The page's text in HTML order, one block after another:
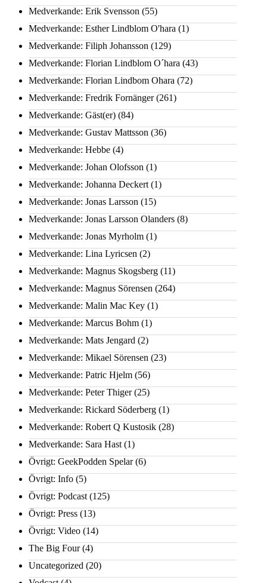
Medverkande: Erik Svensson (55)
Medverkande: Esther Lindblom O'hara (1)
Medverkande: Filiph Johansson (129)
Medverkande: Florian Lindblom O´hara (43)
Medverkande: Florian Lindbom Ohara (72)
Medverkande: Fredrik Fornänger(261)
Medverkande: Gäst(er) (84)
Medverkande: Gustav Mattsson (36)
Medverkande: Hebbe (4)
Medverkande: Johan Olofsson (1)
Medverkande: Johanna Deckert (1)
Medverkande: Jonas Larsson (15)
Medverkande: Jonas Larsson Olanders (8)
Medverkande: Jonas Myrholm (1)
Medverkande: Lina Lyricsen (2)
Medverkande: Magnus Skogsberg (11)
Medverkande: Magnus Sörensen (264)
Medverkande: Malin Mac Key (1)
Medverkande: Marcus Bohm (1)
Medverkande: Mats Jengard (2)
Medverkande: Mikael Sörensen (23)
Medverkande: Patric Hjelm (56)
Medverkande: Peter Thiger(25)
Medverkande: Rickard Söderberg (1)
Medverkande: Robert Q Kustosik (28)
Medverkande: Sara Hast (1)
Övrigt: GeekPodden Spelar(6)
Övrigt: Info (5)
Övrigt: Podcast (125)
Övrigt: Press (13)
Övrigt: Video (14)
The Big Four(4)
Uncategorized (20)